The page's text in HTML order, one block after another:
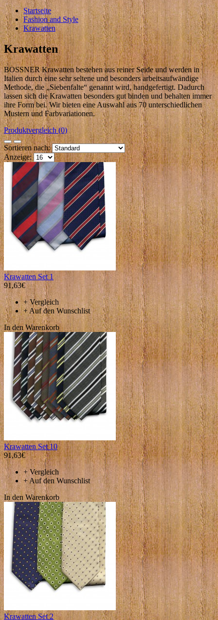
Startseite
Fashion and Style
Krawatten
Krawatten
BOSSNER Krawatten bestehen aus reiner Seide und werden in
Italien durch eine sehr seltene und besonders arbeitsaufwändige
Methode, die „Siebenfalte“ genannt wird, handgefertigt. Dadurch
lassen sich die Krawatten besonders gut binden und behalten immer
ihre Form bei. Wir bieten eine Auswahl aus 70 unterschiedlichen
Mustern und Farbvariationen.
Produktvergleich (0)
Sortieren nach:
Anzeige:
Krawatten Set 1
91,63€
+Vergleich
+Auf den Wunschlist
In den Warenkorb
Krawatten Set 10
91,63€
+Vergleich
+Auf den Wunschlist
In den Warenkorb
Krawatten Set 2